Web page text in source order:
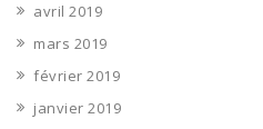
avril 2019
mars 2019
février 2019
janvier 2019